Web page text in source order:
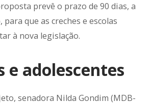
prevê o prazo de 90 dias, a
que as creches e escolas
à nova legislação.
e adolescentes
senadora Nilda Gondim (MDB-